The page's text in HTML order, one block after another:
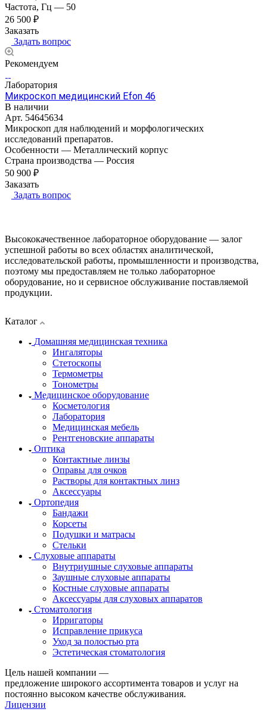
Частота, Гц — 50
26 500 ₽
Заказать
Задать вопрос
Рекомендуем
Лаборатория
Микроскоп медицинский Efon 46
В наличии
Арт. 54645634
Микроскоп для наблюдений и морфологических
исследований препаратов.
Особенности — Металлический корпус
Страна производства — Россия
50 900 ₽
Заказать
Задать вопрос
Высококачественное лабораторное оборудование — залог
успешной работы во всех областях аналитической,
исследовательской работы, промышленности и производства,
поэтому мы предоставляем не только лабораторное
оборудование, но и сервисное обслуживание поставляемой
продукции.
Каталог
Домашняя медицинская техника
Ингаляторы
Стетоскопы
Термометры
Тонометры
Медицинское оборудование
Косметология
Лаборатория
Медицинская мебель
Рентгеновские аппараты
Оптика
Контактные линзы
Оправы для очков
Растворы для контактных линз
Аксессуары
Ортопедия
Бандажи
Корсеты
Подушки и матрасы
Стельки
Слуховые аппараты
Внутриушные слуховые аппараты
Заушные слуховые аппараты
Костные слуховые аппараты
Аксессуары для слуховых аппаратов
Стоматология
Ирригаторы
Исправление прикуса
Уход за полостью рта
Эстетическая стоматология
Цель нашей компании —
предложение широкого ассортимента товаров и услуг на
постоянно высоком качестве обслуживания.
Лицензии